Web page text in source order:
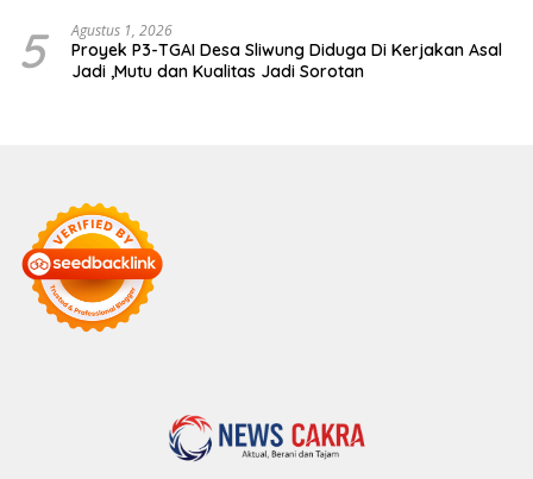
5 Agustus 1, 2026
Proyek P3-TGAI Desa Sliwung Diduga Di Kerjakan Asal
Jadi ,Mutu dan Kualitas Jadi Sorotan